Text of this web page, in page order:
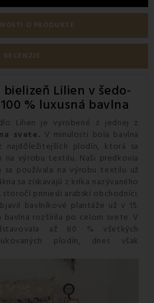
O PRODUKTE
RECENZIE
Lilien v šedo-
% luxusná bavlna
Lilien je vyrobené z jednej z
svete. V minulosti bola bavlna
najdôležitejších plodín, ktorá sa
na výrobu textilu. Naši predkovia
sa používala na výrobu textilu už
sa získavajú z kríka nazývaného
storočí priniesli arabskí obchodníci.
bavlníkové plantáže už v 15.
bavlna rozšírila po celom svete. V
až 80 % všetkých
plodín, dnes však